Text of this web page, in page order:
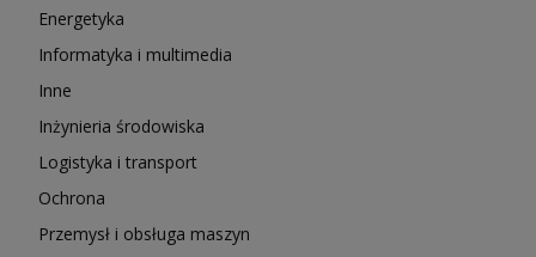
Energetyka
Informatyka i multimedia
Inne
Inżynieria środowiska
Logistyka i transport
Ochrona
Przemysł i obsługa maszyn